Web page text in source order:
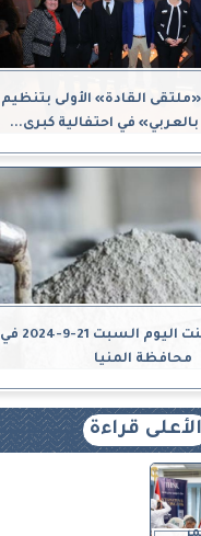
القادة» الأولى بتنظيم
في احتفالية كبرى...
أسعار الأسمنت اليوم السبت 21-9-2024 في
محافظة المنيا
الأعلى قراءة